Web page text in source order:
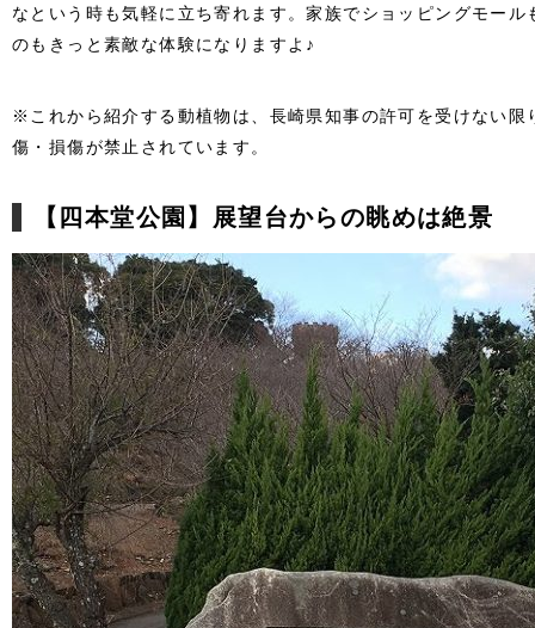
なという時も気軽に立ち寄れます。家族でショッピングモー
のもきっと素敵な体験になりますよ♪
※これから紹介する動植物は、長崎県知事の許可を受けない限
傷・損傷が禁止されています。
【四本堂公園】展望台からの眺めは絶景